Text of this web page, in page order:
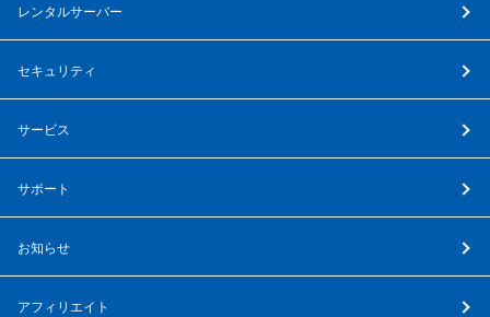
レンタルサーバー
セキュリティ
サービス
サポート
お知らせ
アフィリエイト